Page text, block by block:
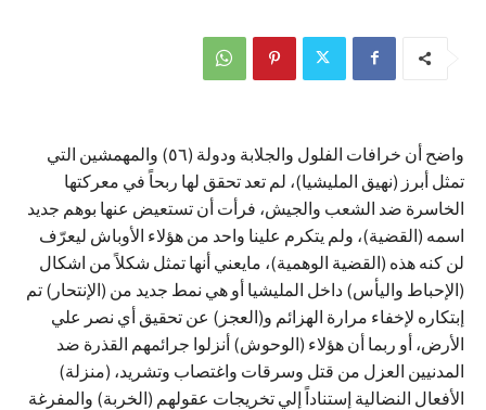
واضح أن خرافات الفلول والجلابة ودولة (٥٦) والمهمشين التي
تمثل أبرز (نهيق المليشيا)، لم تعد تحقق لها ربحاً في معركتها
الخاسرة ضد الشعب والجيش، فرأت أن تستعيض عنها بوهم جديد
اسمه (القضية)، ولم يتكرم علينا واحد من هؤلاء الأوباش ليعرّف
لن كنه هذه (القضية الوهمية)، مايعني أنها تمثل شكلاً من اشكال
(الإحباط واليأس) داخل المليشيا أو هي نمط جديد من (الإنتحار) تم
إبتكاره لإخفاء مرارة الهزائم و(العجز) عن تحقيق أي نصر علي
الأرض، أو ربما أن هؤلاء (الوحوش) أنزلوا جرائمهم القذرة ضد
المدنيين العزل من قتل وسرقات واغتصاب وتشريد، (منزلة)
الأفعال النضالية إستناداً إلي تخريجات عقولهم (الخربة) والمفرغة